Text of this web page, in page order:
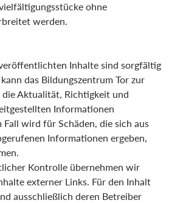
ohne
werden.
Inhalte sind sorgfältig
das Bildungszentrum Tor zur
Aktualität, Richtigkeit und
Informationen
Fall wird für Schäden, die sich aus
Informationen ergeben,
Kontrolle übernehmen wir
externer Links. Für den Inhalt
ausschließlich deren Betreiber